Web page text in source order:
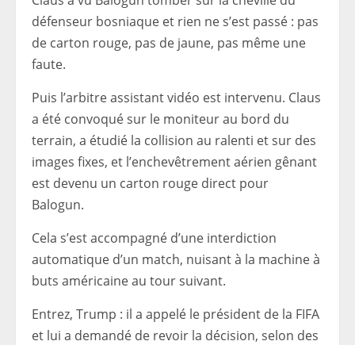
défenseur bosniaque et rien ne s’est passé : pas
de carton rouge, pas de jaune, pas même une
faute.
Puis l’arbitre assistant vidéo est intervenu. Claus
a été convoqué sur le moniteur au bord du
terrain, a étudié la collision au ralenti et sur des
images fixes, et l’enchevêtrement aérien gênant
est devenu un carton rouge direct pour
Balogun.
Cela s’est accompagné d’une interdiction
automatique d’un match, nuisant à la machine à
buts américaine au tour suivant.
Entrez, Trump : il a appelé le président de la FIFA
et lui a demandé de revoir la décision, selon des